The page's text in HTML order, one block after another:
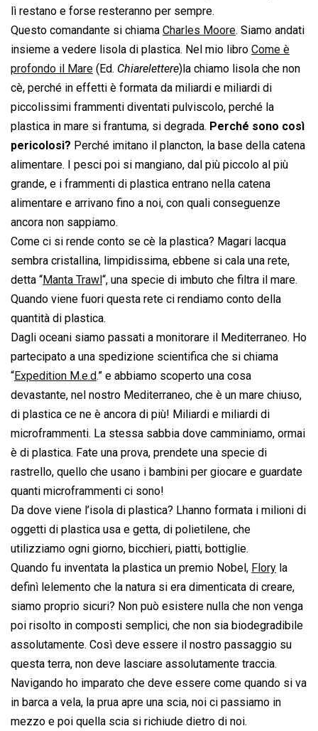
lì restano e forse resteranno per sempre.
Questo comandante si chiama Charles Moore. Siamo andati
insieme a vedere lisola di plastica. Nel mio libro  Come è
profondo il Mare  (Ed. Chiarelettere)la chiamo lisola che non
cè, perché in effetti è formata da miliardi e miliardi di
piccolissimi frammenti diventati pulviscolo, perché la
plastica in mare si frantuma, si degrada. Perché sono così
pericolosi? Perché imitano il plancton, la base della catena
alimentare. I pesci poi si mangiano, dal più piccolo al più
grande, e i frammenti di plastica entrano nella catena
alimentare e arrivano fino a noi, con quali conseguenze
ancora non sappiamo.
Come ci si rende conto se cè la plastica? Magari lacqua
sembra cristallina, limpidissima, ebbene si cala una rete,
detta “Manta Trawl “, una specie di imbuto che filtra il mare.
Quando viene fuori questa rete ci rendiamo conto della
quantità di plastica.
Dagli oceani siamo passati a monitorare il Mediterraneo. Ho
partecipato a una spedizione scientifica che si chiama
“Expedition M.e.d.” e abbiamo scoperto una cosa
devastante, nel nostro Mediterraneo, che è un mare chiuso,
di plastica ce ne è ancora di più! Miliardi e miliardi di
microframmenti. La stessa sabbia dove camminiamo, ormai
è di plastica. Fate una prova, prendete una specie di
rastrello, quello che usano i bambini per giocare e guardate
quanti microframmenti ci sono!
Da dove viene l’isola di plastica? Lhanno formata i milioni di
oggetti di plastica usa e getta, di polietilene, che
utilizziamo ogni giorno, bicchieri, piatti, bottiglie.
Quando fu inventata la plastica un premio Nobel, Flory la
definì lelemento che la natura si era dimenticata di creare,
siamo proprio sicuri? Non può esistere nulla che non venga
poi risolto in composti semplici, che non sia biodegradibile
assolutamente. Così deve essere il nostro passaggio su
questa terra, non deve lasciare assolutamente traccia.
Navigando ho imparato che deve essere come quando si va
in barca a vela, la prua apre una scia, noi ci passiamo in
mezzo e poi quella scia si richiude dietro di noi.